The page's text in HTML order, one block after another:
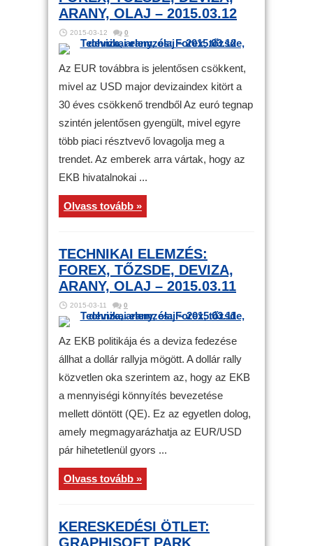
ARANY, OLAJ – 2015.03.12
2015-03-12 0
Az EUR továbbra is jelentősen csökkent,
mivel az USD major devizaindex kitört a
30 éves csökkenő trendből Az euró tegnap
szintén jelentősen gyengült, mivel egyre
több piaci résztvevő lovagolja meg a
trendet. Az emberek arra vártak, hogy az
EKB hivatalnokai ...
Olvass tovább »
TECHNIKAI ELEMZÉS:
FOREX, TŐZSDE, DEVIZA,
ARANY, OLAJ – 2015.03.11
2015-03-11 0
Az EKB politikája és a deviza fedezése
állhat a dollár rallyja mögött. A dollár rally
közvetlen oka szerintem az, hogy az EKB
a mennyiségi könnyítés bevezetése
mellett döntött (QE). Ez az egyetlen dolog,
amely megmagyarázhatja az EUR/USD
pár hihetetlenül gyors ...
Olvass tovább »
KERESKEDÉSI ÖTLET:
GRAPHISOFT PARK